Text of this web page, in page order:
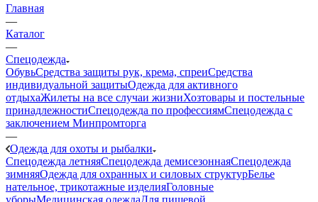
Главная
—
Каталог
—
Спецодежда
ОбувьСредства защиты рук, крема, спреиСредства
индивидуальной защитыОдежда для активного
отдыхаЖилеты на все случаи жизниХозтовары и постельные
принадлежностиСпецодежда по профессиямСпецодежда с
заключением Минпромторга
—
Одежда для охоты и рыбалки
Спецодежда летняяСпецодежда демисезоннаяСпецодежда
зимняяОдежда для охранных и силовых структурБелье
нательное, трикотажные изделияГоловные
уборыМедицинская одеждаДля пищевой